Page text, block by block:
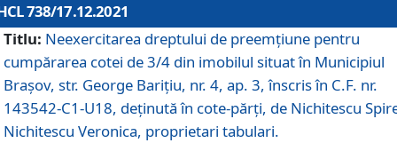
738/17.12.2021
Titlu: Neexercitarea dreptului de preemţiune pentru
cumpărarea cotei de 3/4 din imobilul situat în Municipiul
Braşov, str. George Barițiu, nr. 4, ap. 3, înscris în C.F. nr.
143542-C1-U18, deținută în cote-părți, de Nichitescu
Nichitescu Veronica, proprietari tabulari.